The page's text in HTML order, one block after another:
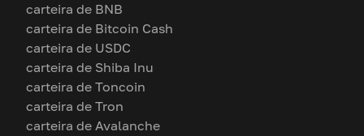
carteira de BNB
carteira de Bitcoin Cash
carteira de USDC
carteira de Shiba Inu
carteira de Toncoin
carteira de Tron
carteira de Avalanche